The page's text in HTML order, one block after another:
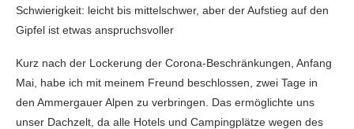
Schwierigkeit: leicht bis mittelschwer, aber der Aufstieg auf den
Gipfel ist etwas anspruchsvoller
Kurz nach der Lockerung der Corona-Beschränkungen, Anfang
Mai, habe ich mit meinem Freund beschlossen, zwei Tage in
den Ammergauer Alpen zu verbringen. Das ermöglichte uns
unser Dachzelt, da alle Hotels und Campingplätze wegen des